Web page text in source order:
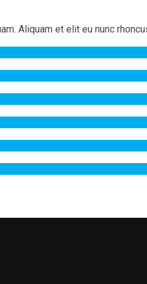
Aliquam et elit eu nunc